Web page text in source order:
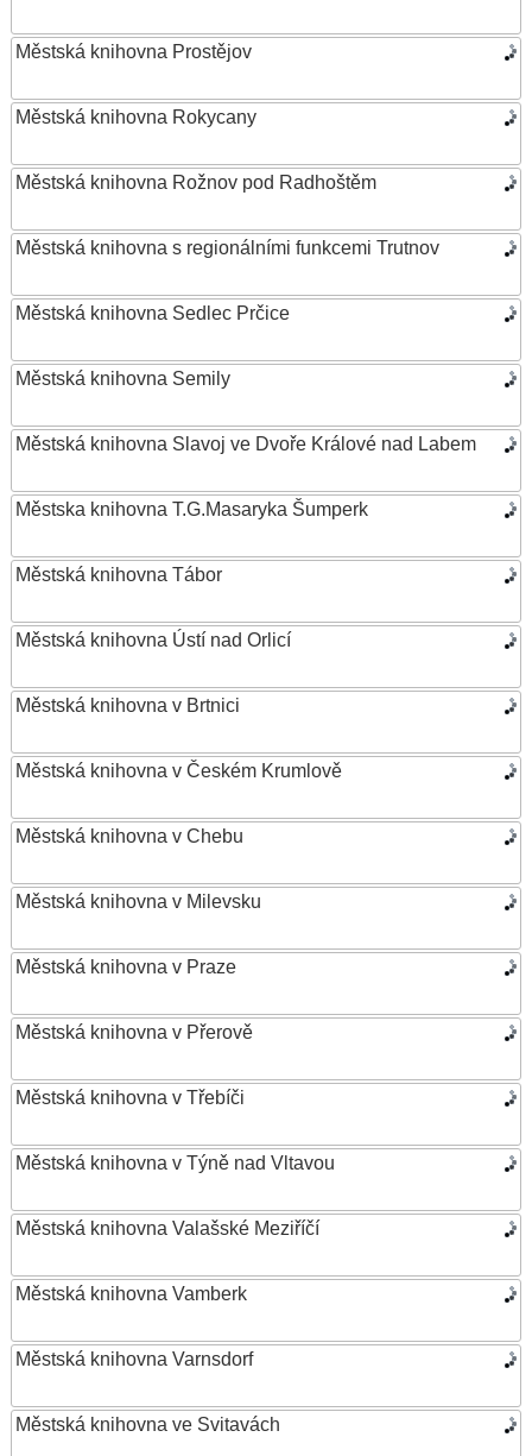
Městská knihovna Prostějov
Městská knihovna Rokycany
Městská knihovna Rožnov pod Radhoštěm
Městská knihovna s regionálními funkcemi Trutnov
Městská knihovna Sedlec Prčice
Městská knihovna Semily
Městská knihovna Slavoj ve Dvoře Králové nad Labem
Městska knihovna T.G.Masaryka Šumperk
Městská knihovna Tábor
Městská knihovna Ústí nad Orlicí
Městská knihovna v Brtnici
Městská knihovna v Českém Krumlově
Městská knihovna v Chebu
Městská knihovna v Milevsku
Městská knihovna v Praze
Městská knihovna v Přerově
Městská knihovna v Třebíči
Městská knihovna v Týně nad Vltavou
Městská knihovna Valašské Meziříčí
Městská knihovna Vamberk
Městská knihovna Varnsdorf
Městská knihovna ve Svitavách